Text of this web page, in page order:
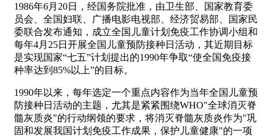
1986年6月20日，经国务院批准，由卫生部、国家教育委
员会、全国妇联、广播电影电视部、经济贸易部、国家民
委联合发布通知，成立全国儿童计划免疫工作协调小组和
每年4月25日开展全国儿童预防接种日活动，其近期目标
是实现国家“七五”计划提出的1990年争取“使全国免疫接
种率达到85%以上”的目标。
1990年以来，每年选定一个重点内容作为当年全国儿童预
防接种日活动的主题，尤其是紧紧围绕WHO"全球消灭脊
髓灰质炎"的行动纲领的要求，将消灭脊髓灰质炎作为"巩
固和发展我国计划免疫工作成果，保护儿童健康"的一项